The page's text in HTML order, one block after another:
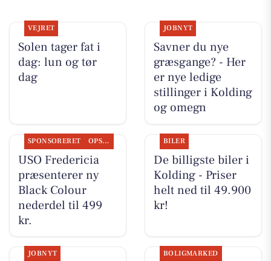
VEJRET
Solen tager fat i
dag: lun og tør
dag
JOBNYT
Savner du nye
græsgange? - Her
er nye ledige
stillinger i Kolding
og omegn
SPONSORERET OPSLAGSTAVLEN
USO Fredericia
præsenterer ny
Black Colour
nederdel til 499
kr.
BILER
De billigste biler i
Kolding - Priser
helt ned til 49.900
kr!
JOBNYT BOLIGMARKED